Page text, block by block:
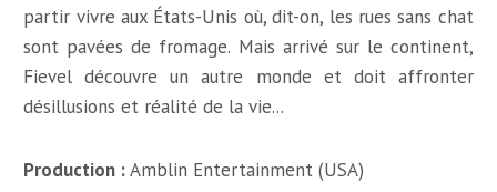
partir vivre aux États-Unis où, dit-on, les rues sans chat
sont pavées de fromage. Mais arrivé sur le continent,
Fievel découvre un autre monde et doit affronter
désillusions et réalité de la vie...
Production :Amblin Entertainment (USA)